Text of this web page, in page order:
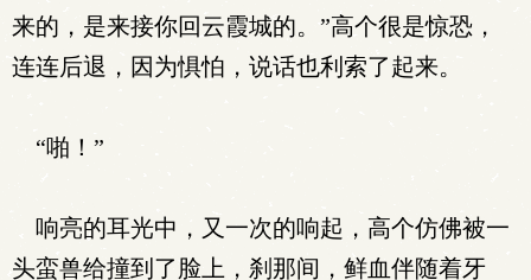
来的，是来接你回云霞城的。”高个很是惊恐，
连连后退，因为惧怕，说话也利索了起来。
“啪！”
响亮的耳光中，又一次的响起，高个仿佛被一
头蛮兽给撞到了脸上，刹那间，鲜血伴随着牙